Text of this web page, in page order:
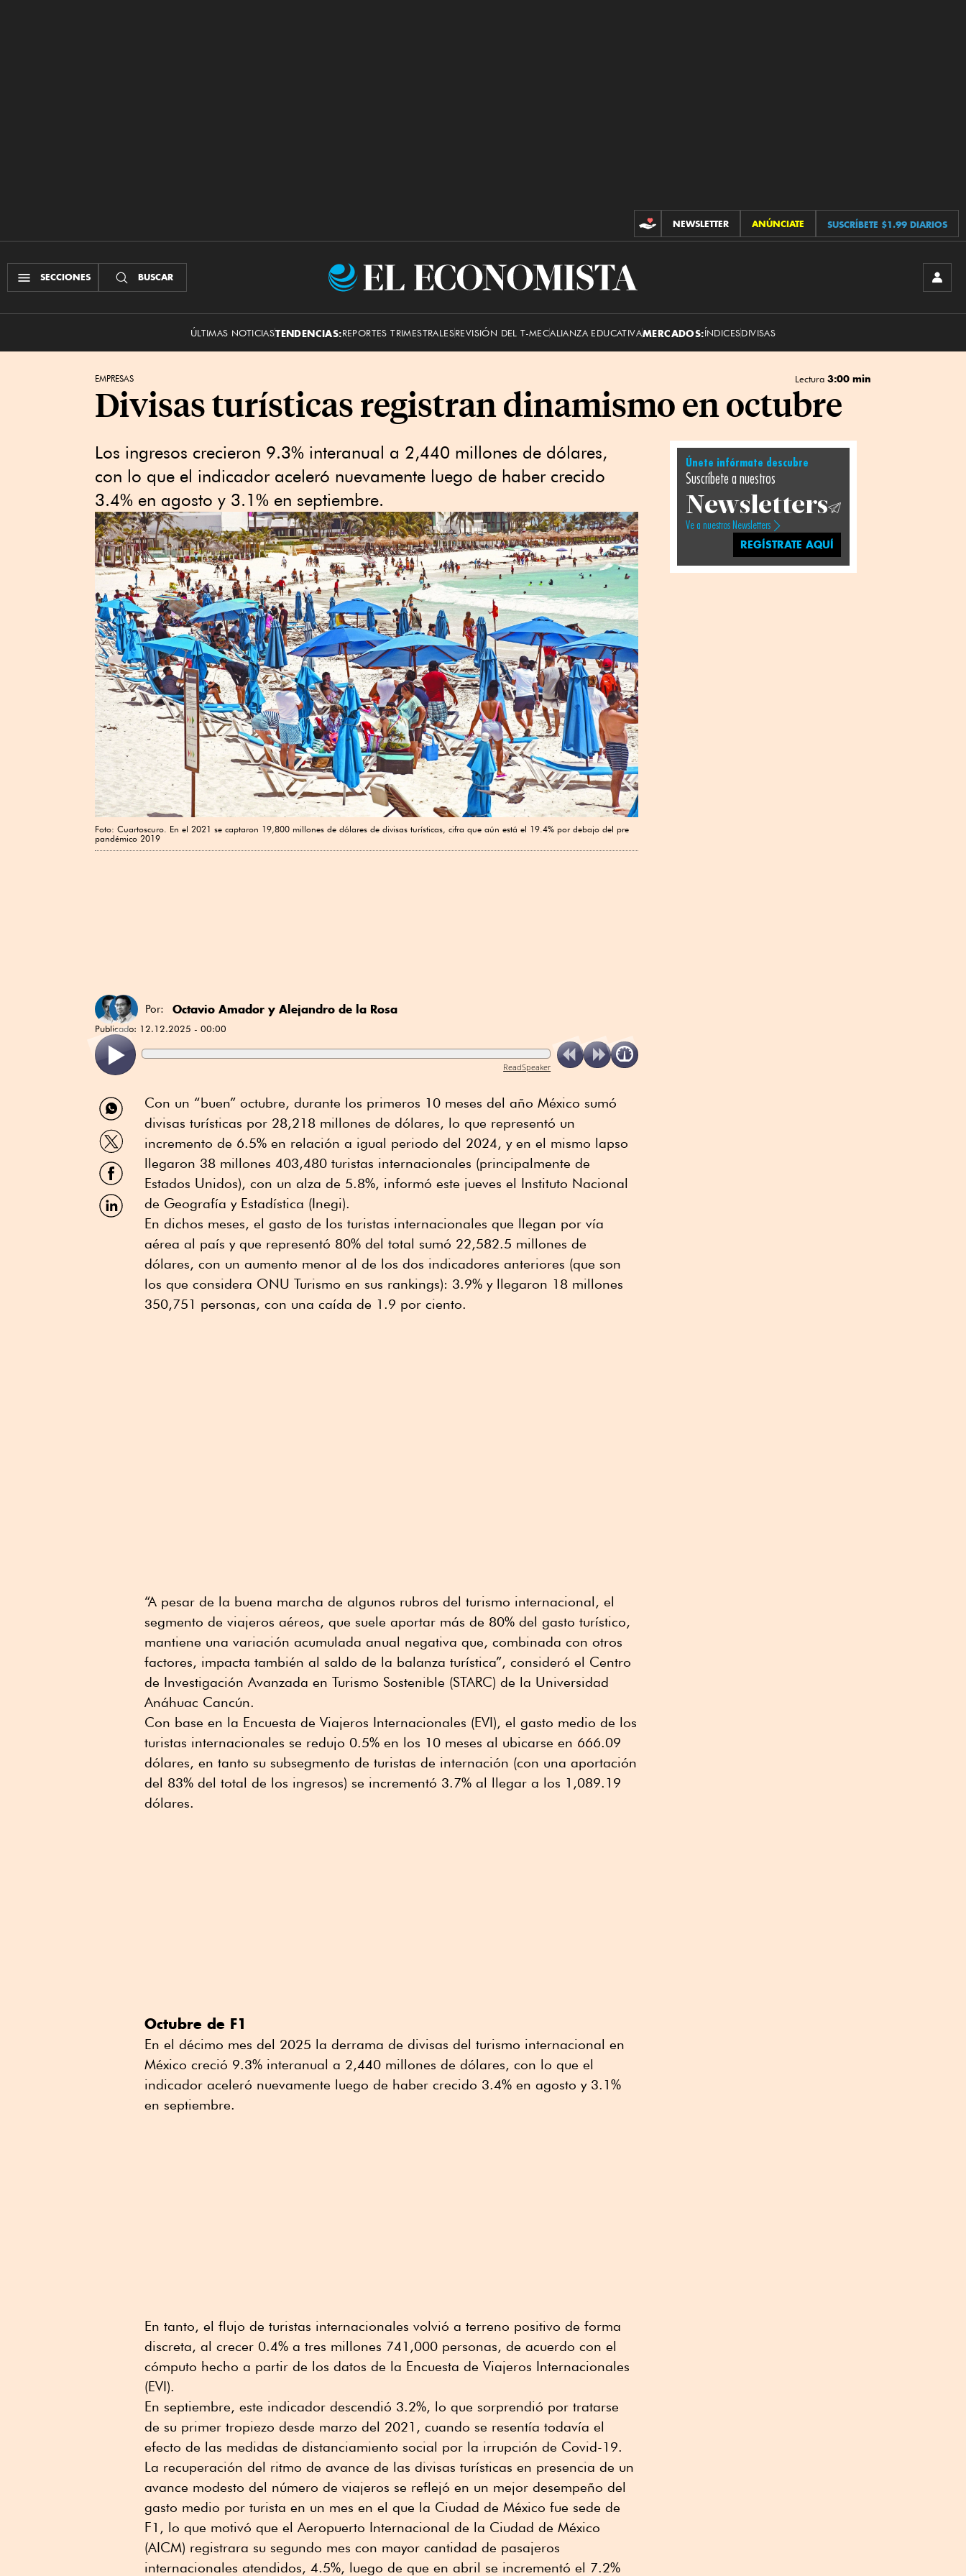
CONTRIBUCIONES
NEWSLETTER ANÚNCIATE SUSCRÍBETE $1.99 DIARIOS
SECCIONES BUSCAR
El
ÚLTIMAS NOTICIASTENDENCIAS:REPORTES TRIMESTRALESREVISIÓN DEL T-MECALIANZA EDUCATIVAMERCADOS:ÍNDICESDIVISAS
EMPRESAS Lectura 3:00 min
Divisas turísticas registran dinamismo en octubre
Los ingresos crecieron 9.3% interanual a 2,440 millones de dólares,
con lo que el indicador aceleró nuevamente luego de haber crecido
3.4% en agosto y 3.1% en septiembre.
Foto: Cuartoscuro. En el 2021 se captaron 19,800 millones de dólares de divisas turísticas, cifra que aún está el 19.4% por debajo del pre
pandémico 2019
Por: Octavio Amador y Alejandro de la Rosa
Publicado: 12.12.2025 - 00:00
ReadSpeaker
Compartir
por
WhatsApp
Compartir
por
Twitter
Compartir
por
Facebook
Compartir
por
Con un “buen” octubre, durante los primeros 10 meses del año México sumó
divisas turísticas por 28,218 millones de dólares, lo que representó un
incremento de 6.5% en relación a igual periodo del 2024, y en el mismo lapso
llegaron 38 millones 403,480 turistas internacionales (principalmente de
Estados Unidos), con un alza de 5.8%, informó este jueves el Instituto Nacional
de Geografía y Estadística (Inegi).
En dichos meses, el gasto de los turistas internacionales que llegan por vía
aérea al país y que representó 80% del total sumó 22,582.5 millones de
dólares, con un aumento menor al de los dos indicadores anteriores (que son
los que considera ONU Turismo en sus rankings): 3.9% y llegaron 18 millones
350,751 personas, con una caída de 1.9 por ciento.
“A pesar de la buena marcha de algunos rubros del turismo internacional, el
segmento de viajeros aéreos, que suele aportar más de 80% del gasto turístico,
mantiene una variación acumulada anual negativa que, combinada con otros
factores, impacta también al saldo de la balanza turística”, consideró el Centro
de Investigación Avanzada en Turismo Sostenible (STARC) de la Universidad
Anáhuac Cancún.
Con base en la Encuesta de Viajeros Internacionales (EVI), el gasto medio de los
turistas internacionales se redujo 0.5% en los 10 meses al ubicarse en 666.09
dólares, en tanto su subsegmento de turistas de internación (con una aportación
del 83% del total de los ingresos) se incrementó 3.7% al llegar a los 1,089.19
dólares.
Octubre de F1
En el décimo mes del 2025 la derrama de divisas del turismo internacional en
México creció 9.3% interanual a 2,440 millones de dólares, con lo que el
indicador aceleró nuevamente luego de haber crecido 3.4% en agosto y 3.1%
en septiembre.
En tanto, el flujo de turistas internacionales volvió a terreno positivo de forma
discreta, al crecer 0.4% a tres millones 741,000 personas, de acuerdo con el
cómputo hecho a partir de los datos de la Encuesta de Viajeros Internacionales
(EVI).
En septiembre, este indicador descendió 3.2%, lo que sorprendió por tratarse
de su primer tropiezo desde marzo del 2021, cuando se resentía todavía el
efecto de las medidas de distanciamiento social por la irrupción de Covid-19.
La recuperación del ritmo de avance de las divisas turísticas en presencia de un
avance modesto del número de viajeros se reflejó en un mejor desempeño del
gasto medio por turista en un mes en el que la Ciudad de México fue sede de
F1, lo que motivó que el Aeropuerto Internacional de la Ciudad de México
(AICM) registrara su segundo mes con mayor cantidad de pasajeros
internacionales atendidos, 4.5%, luego de que en abril se incrementó el 7.2%
Únete infórmate descubre
Suscríbete a nuestros
Newsletters
Ve a nuestros Newsletters
REGÍSTRATE AQUÍ